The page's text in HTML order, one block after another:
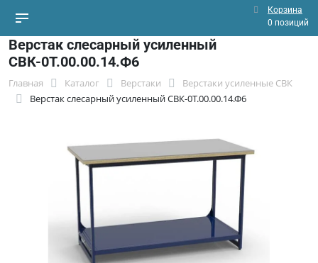
Корзина
0 позиций
Верстак слесарный усиленный
СВК-0Т.00.00.14.Ф6
Главная Каталог Верстаки
Верстаки усиленные СВК
Верстак слесарный усиленный СВК-0Т.00.00.14.Ф6